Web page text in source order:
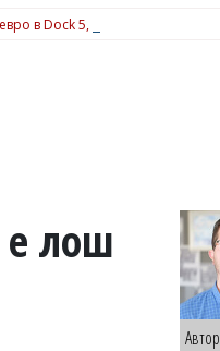
в Dock 5, вижте подробности
е лош
Автор